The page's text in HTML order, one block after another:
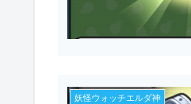
妖怪ウォッチエルダ神